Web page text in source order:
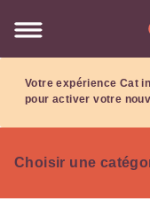
Votre expérience Cat
pour activer votre